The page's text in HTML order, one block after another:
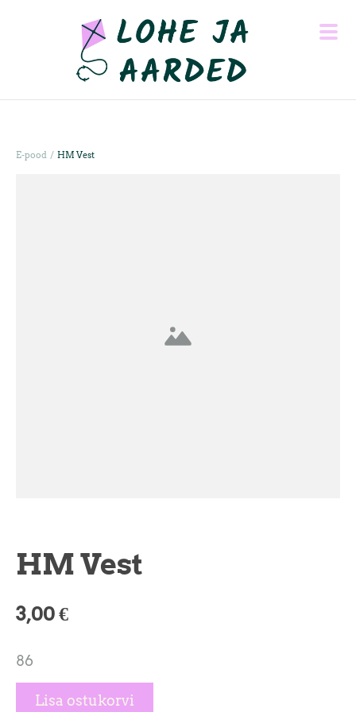
E-pood / HM Vest
HM Vest
3,00 €
86
Lisa ostukorvi